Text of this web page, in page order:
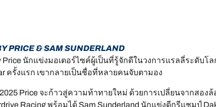
PRICE & SAM SUNDERLAND
Price นักแข่งมอเตอร์ไซค์ผู้เป็นที่รู้จักดีในวงการแรลลี่ระดับ
ครั้งแรก เขากลายเป็นชื่อที่หลายคนจับตามอง
Price จะก้าวสู่ความท้าทายใหม่ ด้วยการเปลี่ยนจากสอง
Racing พร้อมได้ Sam Sunderland นักแข่งดีกรีแชมป์